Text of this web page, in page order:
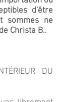
d'être
sommes ne
Christa B..
DU